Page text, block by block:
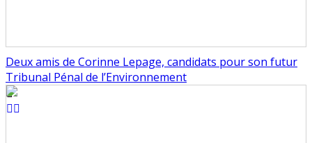
Deux amis de Corinne Lepage, candidats pour son futur
Tribunal Pénal de l’Environnement